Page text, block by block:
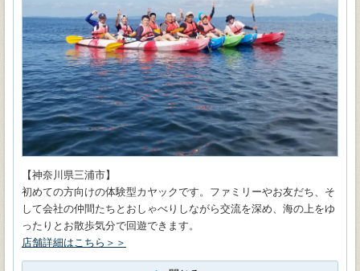
【神奈川県三浦市】
初めての方向けの体験型カヤックです。ファミリーやお友だち、そ
して会社の仲間たちとおしゃべりしながら交流を深め、海の上をゆ
ったりとお散歩気分で回遊できます。
店舗詳細はこちら＞＞